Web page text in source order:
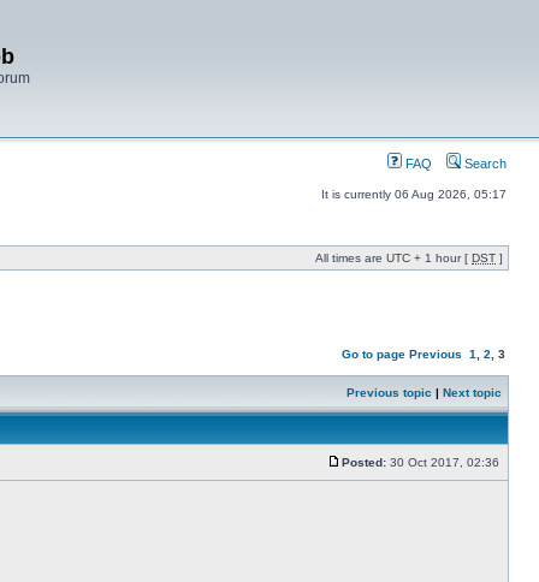
FAQ Search
It is currently 06 Aug 2026, 05:17
All times are UTC + 1 hour [ DST ]
Go to page Previous 1 2 3
Previous topic | Next topic
Posted: 30 Oct 2017, 02:36